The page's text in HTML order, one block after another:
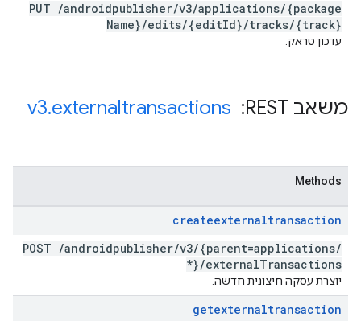
PUT /androidpublisher/v3/applications/{package
Name}/edits/{editId}/tracks/{track}
עדכון טראק.
משאב REST: ‏ v3.externaltransactions
Methods
createexternaltransaction
POST /androidpublisher/v3/{parent=applications/
*}/externalTransactions
יוצרת עסקה חיצונית חדשה.
getexternaltransaction